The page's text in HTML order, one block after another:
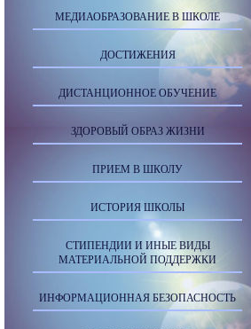
МЕДИАОБРАЗОВАНИЕ В ШКОЛЕ
ДОСТИЖЕНИЯ
ДИСТАНЦИОННОЕ ОБУЧЕНИЕ
ЗДОРОВЫЙ ОБРАЗ ЖИЗНИ
ПРИЕМ В ШКОЛУ
ИСТОРИЯ ШКОЛЫ
СТИПЕНДИИ И ИНЫЕ ВИДЫ
МАТЕРИАЛЬНОЙ ПОДДЕРЖКИ
ИНФОРМАЦИОННАЯ БЕЗОПАСНОСТЬ